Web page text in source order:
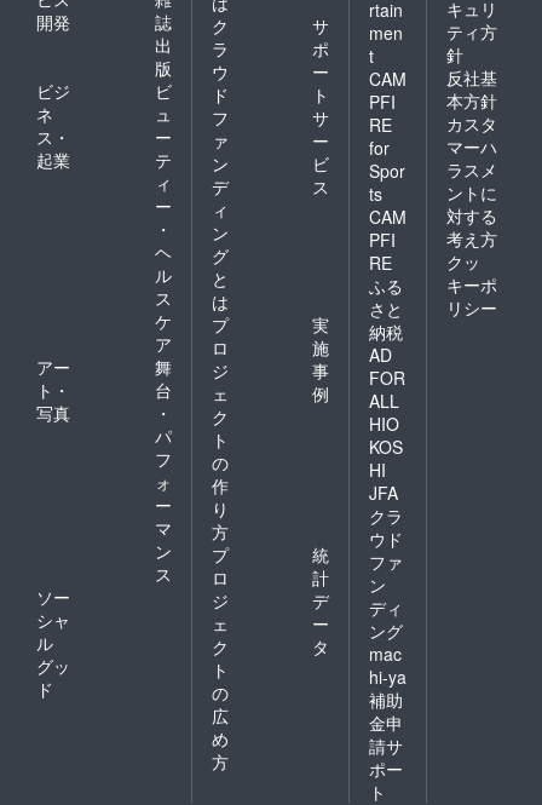
開発
誌
出
版
ビジ
ネ
ス・
起業
ビ
ュ
ー
テ
ィ
ー
・
ヘ
ル
ス
ケ
ア
アー
ト・
写真
舞
台
・
パ
フ
ォ
ー
マ
ン
ス
ソー
シャ
ル
グッ
ド
ク
ラ
ウ
ド
フ
ァ
ン
デ
ィ
ン
グ
と
は
サ
ポ
ー
ト
サ
ー
ビ
ス
プ
ロ
ジ
ェ
ク
ト
の
作
り
方
実
施
事
例
プ
ロ
ジ
ェ
ク
ト
の
広
め
方
統
計
デ
ー
タ
rtain
men
t
CAM
PFI
RE
for
Spor
ts
CAM
PFI
RE
ふる
さと
納税
AD
FOR
ALL
HIO
KOS
HI
JFA
クラ
ウド
ファ
ン
ディ
ング
mac
hi-ya
補助
金申
請サ
ポー
ト
キュリ
ティ方
針
反社基
本方針
カスタ
マーハ
ラスメ
ントに
対する
考え方
クッ
キーポ
リシー